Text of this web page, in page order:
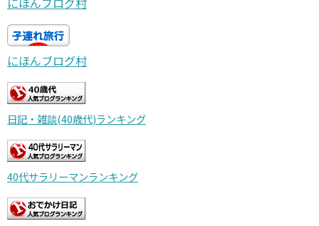
にほんブログ村
日記・雑談(40歳代)ランキング
40代サラリーマンランキング